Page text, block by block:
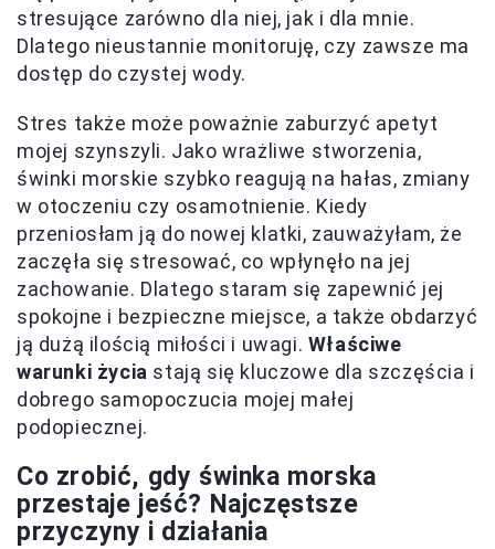
stresujące zarówno dla niej, jak i dla mnie.
Dlatego nieustannie monitoruję, czy zawsze ma
dostęp do czystej wody.
Stres także może poważnie zaburzyć apetyt
mojej szynszyli. Jako wrażliwe stworzenia,
świnki morskie szybko reagują na hałas, zmiany
w otoczeniu czy osamotnienie. Kiedy
przeniosłam ją do nowej klatki, zauważyłam, że
zaczęła się stresować, co wpłynęło na jej
zachowanie. Dlatego staram się zapewnić jej
spokojne i bezpieczne miejsce, a także obdarzyć
ją dużą ilością miłości i uwagi. Właściwe
warunki życia stają się kluczowe dla szczęścia i
dobrego samopoczucia mojej małej
podopiecznej.
Co zrobić, gdy świnka morska
przestaje jeść? Najczęstsze
przyczyny i działania